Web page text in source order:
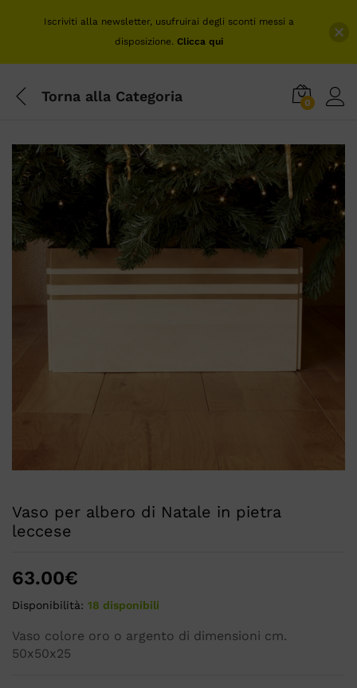
Torna alla Categoria 0
Vaso per albero di Natale in pietra
leccese
63.00€
Disponibilità: 18 disponibili
Vaso colore oro o argento di dimensioni cm.
50x50x25
Iscriviti alla newsletter, usufruirai degli sconti messi a
disposizione. Clicca qui